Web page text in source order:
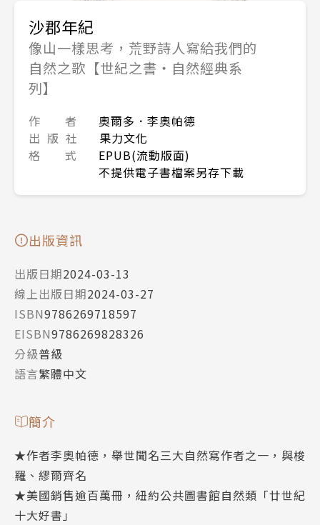
沙郡年紀
像山一樣思考，荒野詩人寫給我們的
自然之歌【世紀之書・自然經典系
列】
作 者
奧爾多．李奧帕德
出 版 社
果力文化
格 式
EPUB(流動版面)
不提供電子書檔案另存下載
出版資訊
出版日期2024-03-13
線上出版日期2024-03-27
ISBN9786269718597
EISBN9786269828326
分級普級
語言繁體中文
簡介
★作者李奧帕德，舉世聞名三大自然寫作者之一，與梭
羅、繆爾齊名
★美國銷售逾百萬冊，紐約公共圖書館自然類「廿世紀
十大好書」